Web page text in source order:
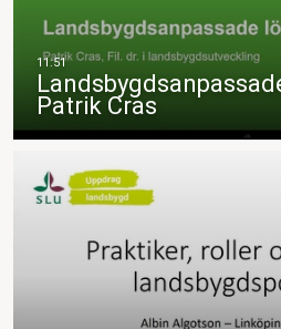
Patrik Cras